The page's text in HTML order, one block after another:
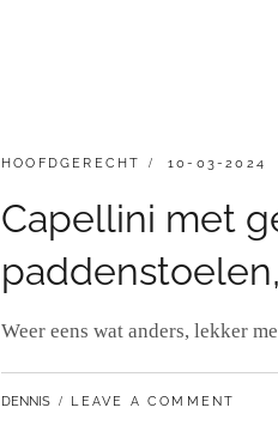
CATEGORIES:
HOOFDGERECHT
GEPLAATST
10-03-2024
Capellini met
Weer eens wat anders, lekker
BY
DENNIS LEAVE A COMMENT